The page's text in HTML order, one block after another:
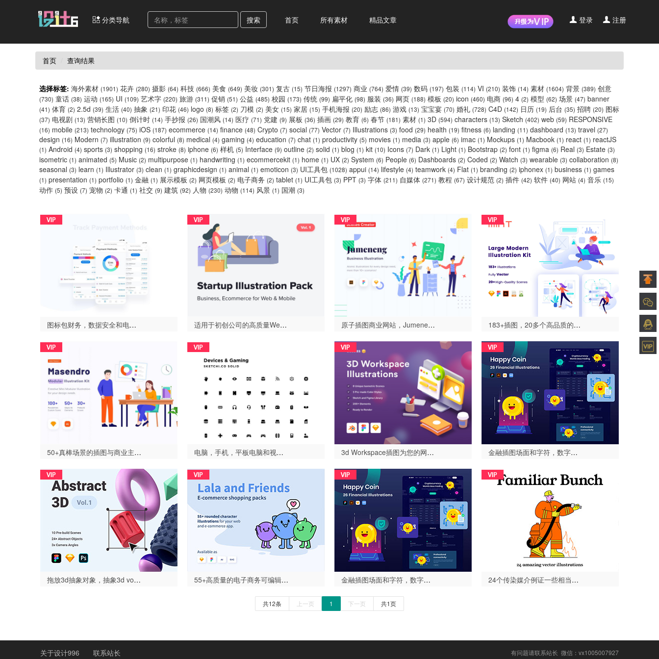
分类导航 搜索 首页 所有素材 精品文章 登录 注册
首页 查询结果
选择标签: 海外素材 (1901) 花卉 (280) 摄影 (64) 科技 (666) 美食 (649) 美妆 (301) 复古 (15) 节日海报 (1297) 商业 (764) 爱情 (39) 数码 (197) 包装 (114) VI (210) 装饰 (14) 素材 (1604) 背景 (389) 创意
(730) 童话 (38) 运动 (165) UI (109) 艺术字 (220) 旅游 (311) 促销 (51) 公益 (485) 校园 (173) 传统 (99) 扁平化 (98) 服装 (36) 网页 (188) 模板 (20) icon (460) 电商 (96) 4 (2) 模型 (62) 场景 (47) banner
(41) 体育 (2) 2.5d (39) 生活 (40) 抽象 (21) 印花 (46) logo (8) 标签 (2) 刀模 (2) 美女 (15) 家居 (15) 手机海报 (20) 励志 (86) 游戏 (13) 宝宝宴 (70) 婚礼 (728) C4D (142) 日历 (19) 后台 (35) 招聘 (20) 图标
(37) 电视剧 (13) 营销长图 (10) 倒计时 (14) 手抄报 (26) 国潮风 (14) 医疗 (71) 党建 (9) 展板 (36) 插画 (29) 教育 (6) 春节 (181) 素材 (1) 3D (594) characters (13) Sketch (402) web (59) RESPONSIVE
(16) mobile (213) technology (75) iOS (187) ecommerce (14) finance (48) Crypto (7) social (77) Vector (7) Illustrations (3) food (29) health (19) fitness (6) landing (11) dashboard (13) travel (27)
design (16) Modern (7) illustration (9) colorful (8) medical (4) gaming (4) education (7) chat (1) productivity (5) movies (1) media (3) apple (6) imac (1) Mockups (1) Macbook (1) react (1) reactJS
(1) Android (4) sports (3) shopping (16) stroke (8) iphone (6) 样机 (5) Interface (9) outline (2) solid (1) blog (1) kit (10) Icons (7) Dark (1) Light (1) Bootstrap (2) font (1) figma (6) Real (3) Estate (3)
isometric (1) animated (5) Music (2) multipurpose (1) handwriting (1) ecommercekit (1) home (1) UX (2) System (6) People (6) Dashboards (2) Coded (2) Watch (3) wearable (3) collaboration (8)
seasonal (3) learn (1) Illustrator (3) clean (1) graphicdesign (1) animal (1) emoticon (3) UI工具包 (1028) appui (14) lifestyle (4) teamwork (4) Flat (1) branding (2) iphonex (1) business (1) games
(1) presentation (1) portfolio (1) 金融 (1) 展示模板 (2) 网页模板 (2) 电子商务 (2) tablet (1) UI工具包 (3) PPT (3) 字体 (211) 自媒体 (271) 教程 (67) 设计规范 (2) 插件 (42) 软件 (40) 网站 (4) 音乐 (15)
动作 (5) 预设 (7) 宠物 (2) 卡通 (1) 社交 (9) 建筑 (92) 人物 (230) 动物 (114) 风景 (1) 国潮 (3)
图标包财务，数据安全和电子商务，图标包财务，数据安全和电子商务（Icon Package for finance Data Security and E commerce）-设计996 适用于初创公司的高质量Web和移动插图包，Startup Illustration Pack Vol。 1（Startup Illustration Pack Vol. 1）-设计996 原子插图商业网站，Jumeneng - 商务场景的创造者（Jumeneng Business Scenes Creator）-设计996 183+插图，20多个高品质的场景，插图套件，薄荷插图套件（Mint Illustration Kit）-设计996
50+真棒场景的插图与商业主题，Masendro - 插图套件（Masendro Illustration Kit）-设计996 电脑，手机，平板电脑和视频游戏！，设备和游戏固体（Devices & Gaming Solid）-设计996 3d Workspace插图为您的网站，启动，应用程序和演示文稿。，cubbies：3d工作区插图（Cubbies 3D Workspace Illustrations）-设计996 金融插图场面和字符，数字硬币插图包-设计996
拖放3d抽象对象，抽象3d vol.1-设计996 55+高质量的电子商务可编辑图标，为您的网络和应用程序，拉拉和朋友icon-设计996 金融插图场面和字符，数字硬币例证包-设计996 24个传染媒介例证一些相当熟悉的角色，熟悉的束 - 例证包-设计996
共12条 上一页 1 下一页 共1页
关于设计996 联系站长 有问题请联系站长 微信：vx1005007927